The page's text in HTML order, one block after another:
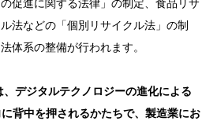
促進に関する法律」の制定、食品リサ
法などの「個別リサイクル法」の制
体系の整備が行われます。
デジタルテクノロジーの進化による
背中を押されるかたちで、製造業にお